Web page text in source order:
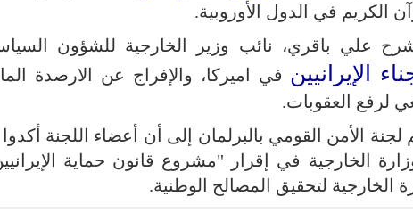
الكريم في الدول الأوروبية.
علي باقري، نائب وزير الخارجية للشؤون
الإيرانيين في اميركا، والإفراج عن الارصدة
لرفع العقوبات.
الأمن القومي بالبرلمان إلى أن أعضاء اللجنة
الخارجية في إقرار "مشروع قانون حماية
الخارجية لتحقيق المصالح الوطنية.